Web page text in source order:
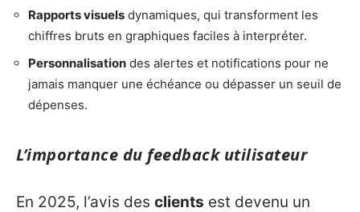
Rapports visuels dynamiques, qui transforment les
chiffres bruts en graphiques faciles à interpréter.
Personnalisation des alertes et notifications pour ne
jamais manquer une échéance ou dépasser un seuil de
dépenses.
L’importance du feedback utilisateur
En 2025, l’avis des clients est devenu un